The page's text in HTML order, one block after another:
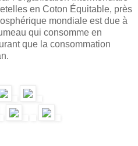
en Coton Équitable, près
mondiale est due à
qui consomme en
que la consommation